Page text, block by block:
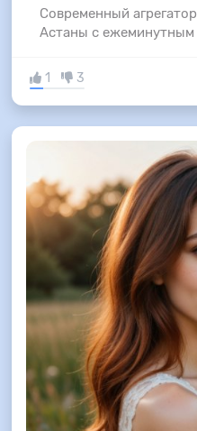
Современный
Астаны с ежеминутным
1 3